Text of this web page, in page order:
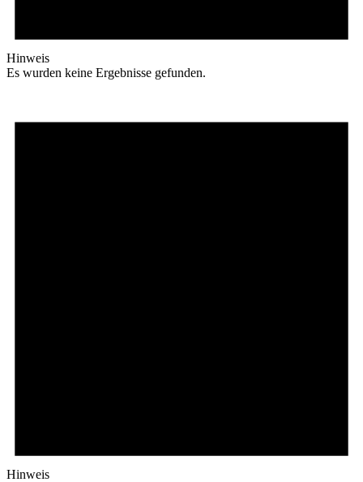
Hinweis
Es wurden keine Ergebnisse gefunden.
Hinweis